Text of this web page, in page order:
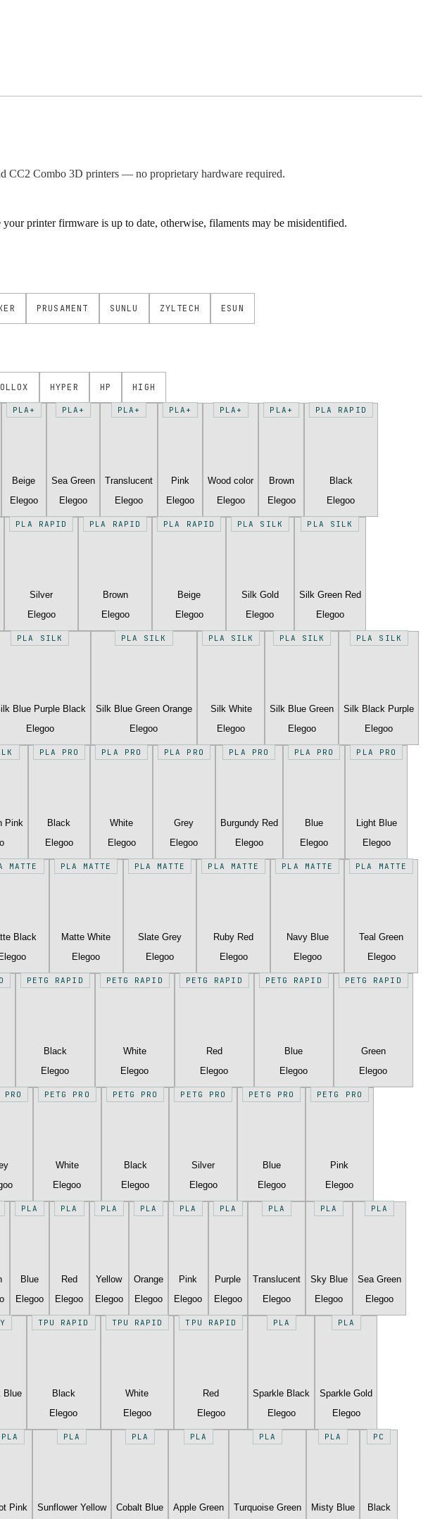
CC2 Combo 3D printers — no proprietary hardware required.
printer firmware is up to date, otherwise, filaments may be misidentified.
PRUSAMENT SUNLU ZYLTECH ESUN
HYPER HP HIGH
PLA+
Beige
Elegoo
PLA+
Sea Green
Elegoo
PLA+
Translucent
Elegoo
PLA+
Pink
Elegoo
PLA+
Wood color
Elegoo
PLA+
Brown
Elegoo
PLA RAPID
Black
Elegoo
PLA RAPID
Silver
Elegoo
PLA RAPID
Brown
Elegoo
PLA RAPID
Beige
Elegoo
PLA SILK
Silk Gold
Elegoo
PLA SILK
Silk Green Red
Elegoo
PLA SILK
Blue Purple Black
Elegoo
PLA SILK
Silk Blue Green Orange
Elegoo
PLA SILK
Silk White
Elegoo
PLA SILK
Silk Blue Green
Elegoo
PLA SILK
Silk Black Purple
Elegoo
Pink
PLA PRO
Black
Elegoo
PLA PRO
White
Elegoo
PLA PRO
Grey
Elegoo
PLA PRO
Burgundy Red
Elegoo
PLA PRO
Blue
Elegoo
PLA PRO
Light Blue
Elegoo
MATTE
Black
Elegoo
PLA MATTE
Matte White
Elegoo
PLA MATTE
Slate Grey
Elegoo
PLA MATTE
Ruby Red
Elegoo
PLA MATTE
Navy Blue
Elegoo
PLA MATTE
Teal Green
Elegoo
PETG RAPID
Black
Elegoo
PETG RAPID
White
Elegoo
PETG RAPID
Red
Elegoo
PETG RAPID
Blue
Elegoo
PETG RAPID
Green
Elegoo
PRO PETG PRO
White
Elegoo
PETG PRO
Black
Elegoo
PETG PRO
Silver
Elegoo
PETG PRO
Blue
Elegoo
PETG PRO
Pink
Elegoo
PLA
Blue
Elegoo
PLA
Red
Elegoo
PLA
Yellow
Elegoo
PLA
Orange
Elegoo
PLA
Pink
Elegoo
PLA
Purple
Elegoo
PLA
Translucent
Elegoo
PLA
Sky Blue
Elegoo
PLA
Sea Green
Elegoo
Blue
TPU RAPID
Black
Elegoo
TPU RAPID
White
Elegoo
TPU RAPID
Red
Elegoo
PLA
Sparkle Black
Elegoo
PLA
Sparkle Gold
Elegoo
PLA
Pink
PLA
Sunflower Yellow
PLA
Cobalt Blue
PLA
Apple Green
PLA
Turquoise Green
PLA
Misty Blue
PC
Black